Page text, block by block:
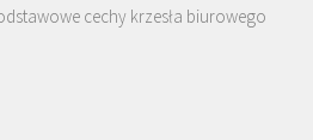
cechy krzesła biurowego